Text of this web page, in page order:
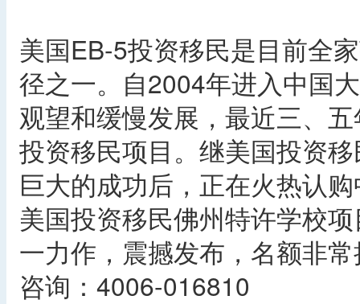
美国EB-5投资移民是目前全
径之一。自2004年进入中国
观望和缓慢发展，最近三、
投资移民项目。继美国投资
巨大的成功后，正在火热认
美国投资移民佛州特许学校
一力作，震撼发布，名额非
咨询：4006-016810